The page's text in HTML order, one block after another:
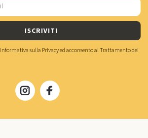
ISCRIVITI
informativa sulla Privacyed acconsento alTrattamento dei